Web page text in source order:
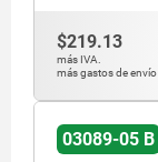
$219.13
más IVA.
más gastos de envío
03089-05 B